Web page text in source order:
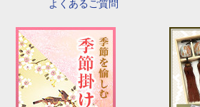
よくあるご質問